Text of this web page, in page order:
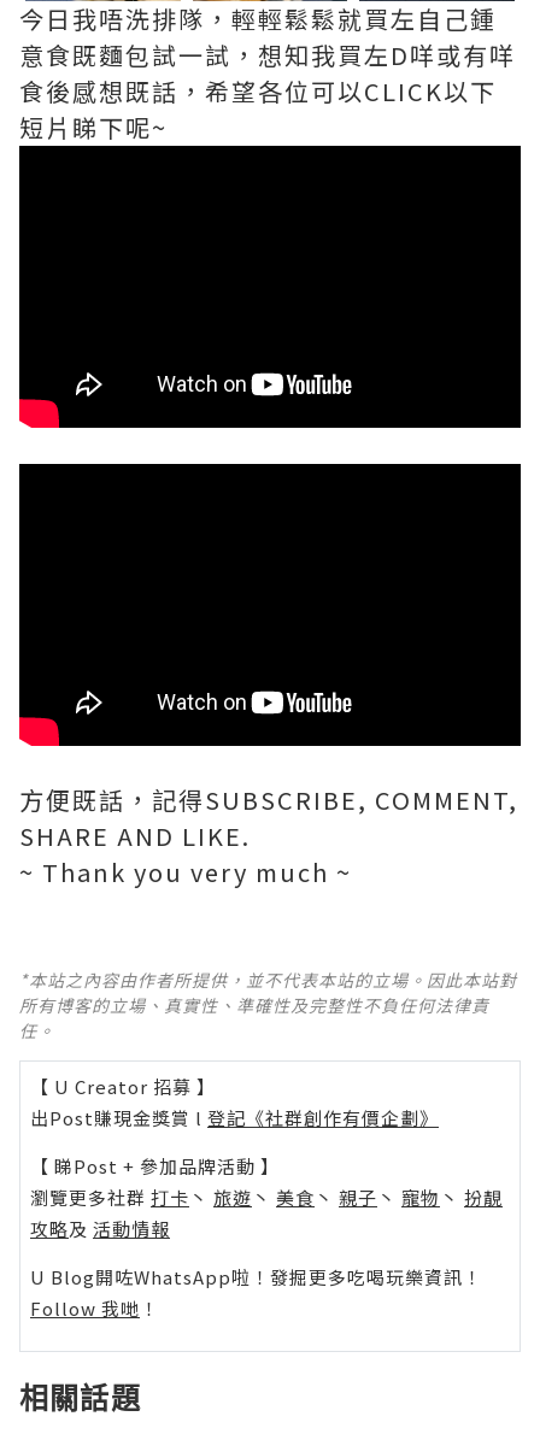
今日我唔洗排隊，輕輕鬆鬆就買左自己鍾
意食既麵包試一試，想知我買左D咩或有咩
食後感想既話，希望各位可以CLICK以下
短片睇下呢~
方便既話，記得SUBSCRIBE, COMMENT,
SHARE AND LIKE.
~ Thank you very much ~
*本站之內容由作者所提供，並不代表本站的立場。因此本站對
所有博客的立場、真實性、準確性及完整性不負任何法律責
任。
【 U Creator 招募 】
出Post賺現金獎賞 l 登記《社群創作有價企劃》
【 睇Post + 參加品牌活動 】
瀏覽更多社群 打卡 丶 旅遊 丶 美食 丶 親子 丶 寵物 丶 扮靚
攻略及 活動情報
U Blog開咗WhatsApp啦！發掘更多吃喝玩樂資訊！
Follow 我哋 ！
相關話題